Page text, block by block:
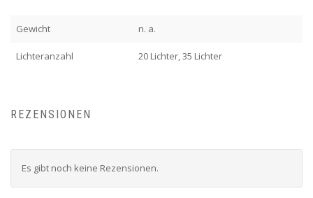
Gewicht n. a.
Lichteranzahl 20 Lichter, 35 Lichter
REZENSIONEN
Es gibt noch keine Rezensionen.